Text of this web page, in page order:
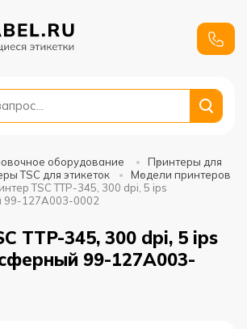
+7
991
оборудование
Принтеры для
TSC для этикеток
Модели принтеров
TSC TTP-345, 300 dpi, 5 ips
99-127A003-0002
TTP-345, 300 dpi, 5 ips
99-127A003-